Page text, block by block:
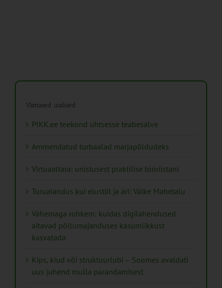
Viimased uudised
PIKK.ee teekond ühtsesse teabesalve
Ammendatud turbaalad marjapõldudeks
Virtuaaltara: unistusest praktilise tööriistani
Turuaiandus kui elustiil ja äri: Väike Mahetalu
Vähemaga rohkem: kuidas digilahendused
aitavad põllumajanduses kasumlikkust
kasvatada
Kips, kiud või struktuurlubi – Soomes avaldati
uus juhend mulla parandamisest